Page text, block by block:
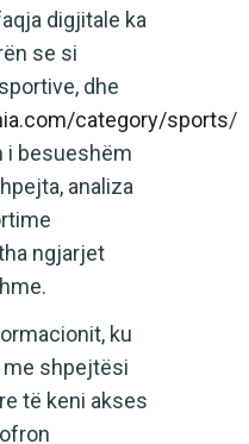
digjitale ka
se si
dhe
category/sports/
i besueshëm
analiza
ngjarjet
ku
me shpejtësi
të keni akses